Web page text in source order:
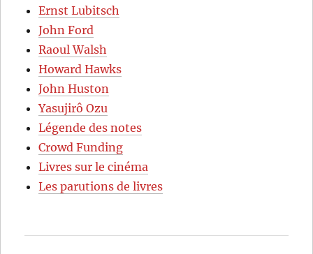
Ernst Lubitsch
John Ford
Raoul Walsh
Howard Hawks
John Huston
Yasujirô Ozu
Légende des notes
Crowd Funding
Livres sur le cinéma
Les parutions de livres